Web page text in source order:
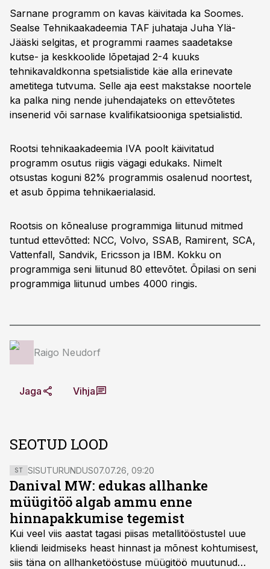
Sarnane programm on kavas käivitada ka Soomes.
Sealse Tehnikaakadeemia TAF juhataja Juha Ylä-
Jääski selgitas, et programmi raames saadetakse
kutse- ja keskkoolide lõpetajad 2-4 kuuks
tehnikavaldkonna spetsialistide käe alla erinevate
ametitega tutvuma. Selle aja eest makstakse noortele
ka palka ning nende juhendajateks on ettevõtetes
insenerid või sarnase kvalifikatsiooniga spetsialistid.
Rootsi tehnikaakadeemia IVA poolt käivitatud
programm osutus riigis vägagi edukaks. Nimelt
otsustas koguni 82% programmis osalenud noortest,
et asub õppima tehnikaerialasid.
Rootsis on kõnealuse programmiga liitunud mitmed
tuntud ettevõtted: NCC, Volvo, SSAB, Ramirent, SCA,
Vattenfall, Sandvik, Ericsson ja IBM. Kokku on
programmiga seni liitunud 80 ettevõtet. Õpilasi on seni
programmiga liitunud umbes 4000 ringis.
Raigo Neudorf
Jaga Vihja
SEOTUD LOOD
ST SISUTURUNDUS07.07.26, 09:20
Danival MW: edukas allhanke
müügitöö algab ammu enne
hinnapakkumise tegemist
Kui veel viis aastat tagasi piisas metallitööstustel uue
kliendi leidmiseks heast hinnast ja mõnest kohtumisest,
siis täna on allhanketööstuse müügitöö muutunud